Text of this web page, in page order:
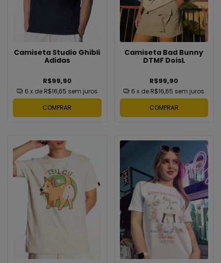
Camiseta Studio Ghibli
Adidas
R$99,90
6 x de R$16,65 sem juros
COMPRAR
Camiseta Bad Bunny
DTMF DoisL
R$99,90
6 x de R$16,65 sem juros
COMPRAR